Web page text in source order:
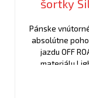
šortky
Pánske
absolútne
jazdu OFF
materiálu